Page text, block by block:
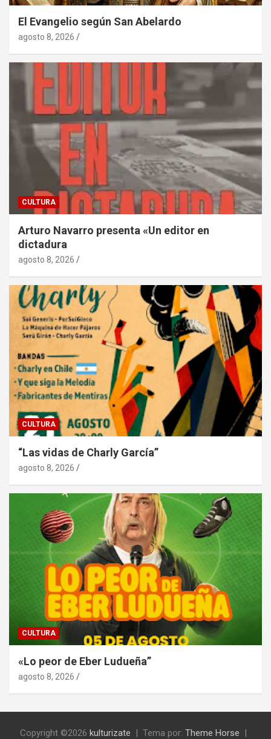
El Evangelio según San Abelardo
agosto 8, 2026
CULTURA
Arturo Navarro presenta «Un editor en
dictadura
agosto 8, 2026
CULTURA
“Las vidas de Charly García”
agosto 8, 2026
CULTURA
«Lo peor de Eber Ludueña”
agosto 8, 2026
Copyright ©2026 kulturizate Tema por: Theme Horse